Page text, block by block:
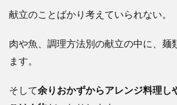
献立のことばかり考えていられない。
肉や魚、調理方法別の献立の中に、麺
ます。
そして余りおかずからアレンジ料理し